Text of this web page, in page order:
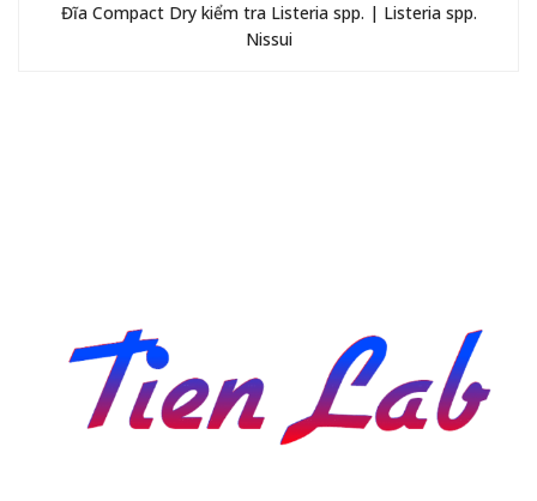
Đĩa Compact Dry kiểm tra Listeria spp. | Listeria spp.
Nissui